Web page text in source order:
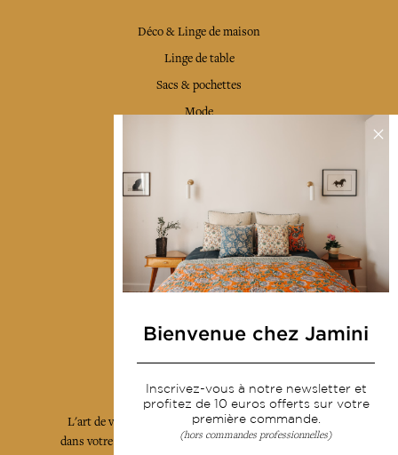
Déco & Linge de maison
Linge de table
Sacs & pochettes
Mode
Livraison & retour
CGV
Devenir revendeur
Notre communauté
L'art de vivre JAMINI raconté avec poésie et élégance
dans votre boîte mail. Inscrivez vous à notre newsletter
Bienvenue chez Jamini
Inscrivez-vous à notre newsletter et
profitez de 10 euros offerts sur votre
première commande.
(hors commandes professionnelles)